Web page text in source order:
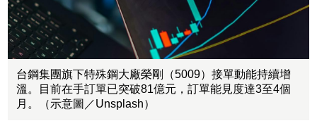
台鋼集團旗下特殊鋼大廠榮剛（5009）接單動能持續增
溫。目前在手訂單已突破81億元，訂單能見度達3至4個
月。（示意圖／Unsplash）